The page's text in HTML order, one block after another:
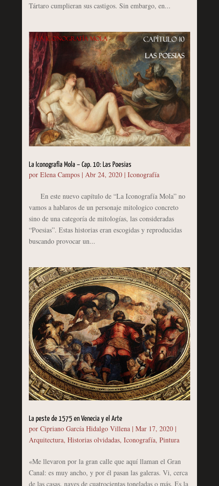
Tártaro cumplieran sus castigos. Sin embargo, en...
La Iconografía Mola – Cap. 10: Las Poesias
por Elena Campos| Abr 24, 2020| Iconografía
En este nuevo capítulo de “La Iconografía Mola” no
vamos a hablaros de un personaje mitologico concreto
sino de una categoría de mitologías, las consideradas
“Poesias”. Estas historias eran escogidas y reproducidas
buscando provocar un...
La peste de 1575 en Venecia y el Arte
por Cipriano García Hidalgo Villena| Mar 17, 2020|
Arquitectura, Historias olvidadas, Iconografía, Pintura
«Me llevaron por la gran calle que aquí llaman el Gran
Canal: es muy ancho, y por él pasan las galeras. Vi, cerca
de las casas, naves de cuatrocientas toneladas o más. Es la